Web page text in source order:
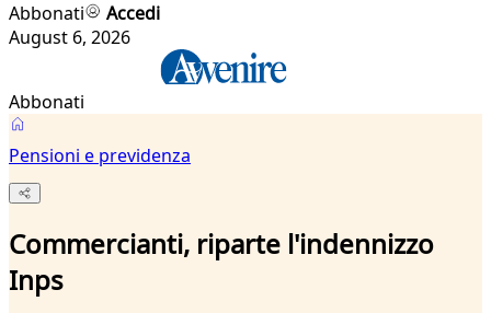
Abbonati
Accedi
August 6, 2026
Abbonati
Pensioni e previdenza
Commercianti, riparte l'indennizzo
Inps